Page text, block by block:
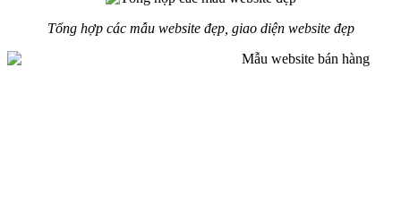
Tổng hợp các mẫu website đẹp, giao diện website đẹp